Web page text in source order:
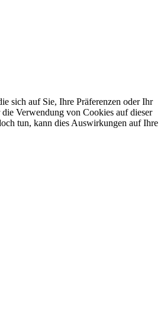
sich auf Sie, Ihre Präferenzen oder Ihr
Verwendung von Cookies auf dieser
tun, kann dies Auswirkungen auf Ihre